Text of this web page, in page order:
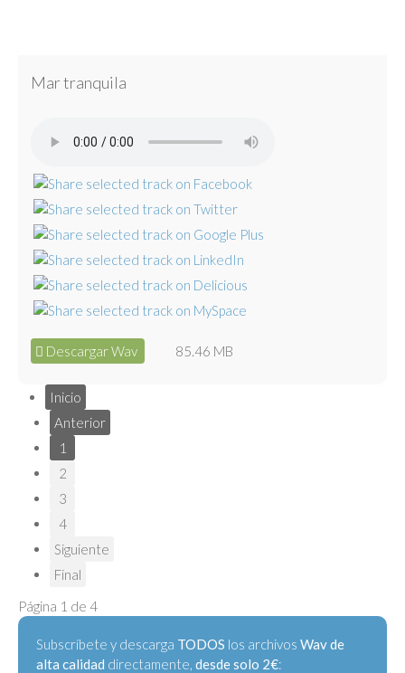
Mar tranquila
Descargar Wav 85.46 MB
Inicio
Anterior
1
2
3
4
Siguiente
Final
Página 1 de 4
Subscríbete y descarga TODOS los archivos Wav de
alta calidad directamente, desde solo 2€: